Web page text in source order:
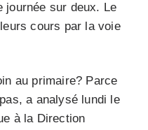
journée sur deux. Le
cours par la voie
au primaire? Parce
a analysé lundi le
à la Direction